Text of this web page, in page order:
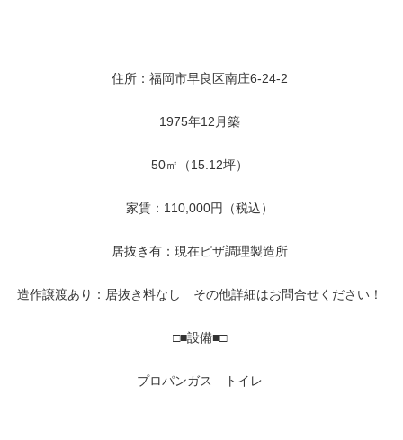
住所：福岡市早良区南庄6-24-2
1975年12月築
50㎡（15.12坪）
家賃：110,000円（税込）
居抜き有：現在ピザ調理製造所
造作譲渡あり：居抜き料なし その他詳細はお問合せください！
□■設備■□
プロパンガス トイレ